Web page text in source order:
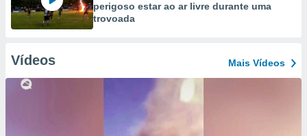
perigoso estar ao ar livre durante uma
trovoada
Vídeos Mais Vídeos